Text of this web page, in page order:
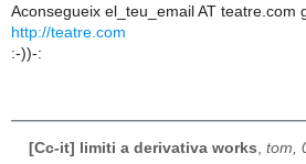
Aconsegueix el_teu_email AT teatre.com
http://teatre.com
:-))-:
[Cc-it] limiti a derivativa works tom,